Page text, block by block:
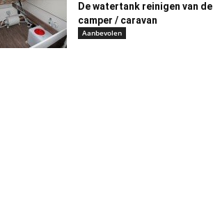
De watertank reinigen van de
camper / caravan
Aanbevolen